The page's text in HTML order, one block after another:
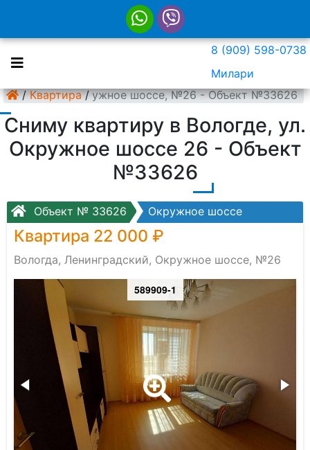
8 (909) 598-0738
Милари
/ Квартира /
Окружное шоссе, №26 - Объект №33626
Сниму квартиру в Вологде, ул.
Окружное шоссе 26 - Объект
№33626
Объект № 33626 Окружное шоссе
Квартира 22 000 ₽
Вологда, Ленинградский, Окружное шоссе, №26
589909-1